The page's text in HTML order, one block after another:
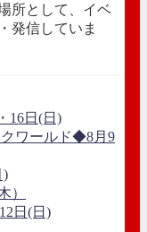
所として、イベ
発信していま
16日(日)
ワールド◆8月9
)
）
日(日)